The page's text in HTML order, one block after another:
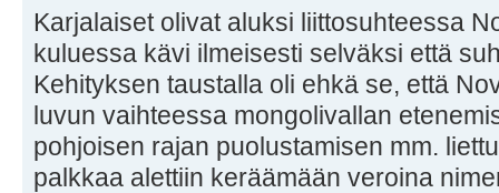
Karjalaiset olivat aluksi liittosuhteessa
kuluessa kävi ilmeisesti selväksi että
Kehityksen taustalla oli ehkä se, että
luvun vaihteessa mongolivallan
pohjoisen rajan puolustamisen mm.
palkkaa alettiin keräämään veroina